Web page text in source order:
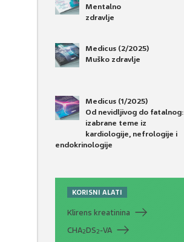
Mentalno
zdravlje
Medicus (2/2025)
Muško zdravlje
Medicus (1/2025)
Od nevidljivog do fatalnog:
izabrane teme iz
kardiologije, nefrologije i
endokrinologije
KORISNI ALATI
Klirens kreatinina
CHA2DS2-VA